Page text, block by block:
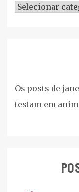
Categorias
Os posts de
testam em